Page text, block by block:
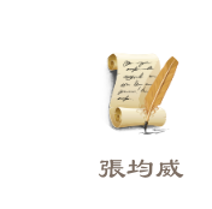
張均威